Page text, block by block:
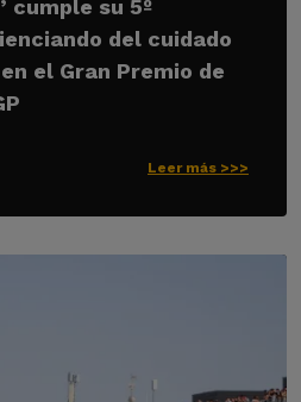
cumple su 5º
del cuidado
el Gran Premio de
Leer más >>>